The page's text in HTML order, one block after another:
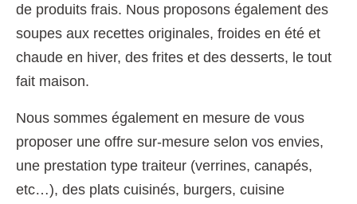
de produits frais. Nous proposons également des
soupes aux recettes originales, froides en été et
chaude en hiver, des frites et des desserts, le tout
fait maison.
Nous sommes également en mesure de vous
proposer une offre sur-mesure selon vos envies,
une prestation type traiteur (verrines, canapés,
etc…), des plats cuisinés, burgers, cuisine